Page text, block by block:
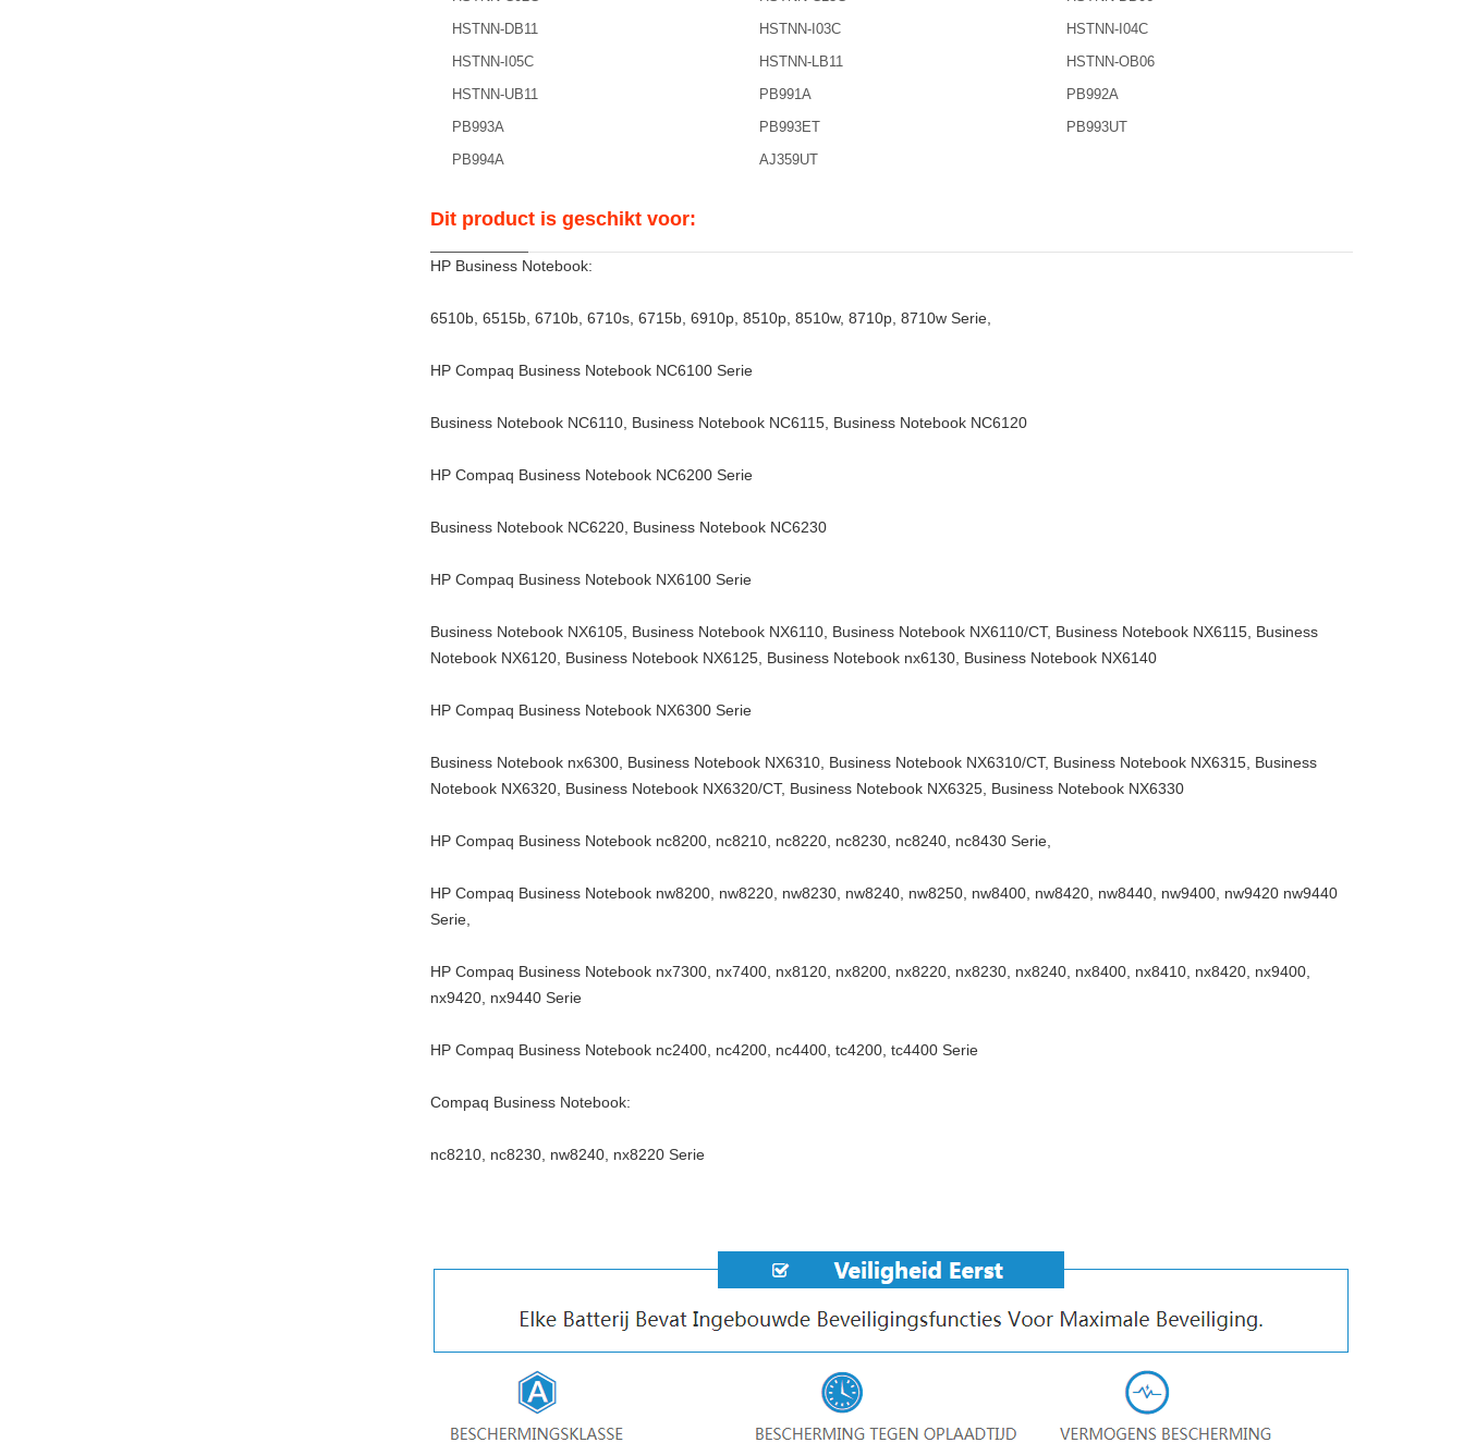
HSTNN-DB11
HSTNN-I03C
HSTNN-I04C
HSTNN-I05C
HSTNN-LB11
HSTNN-OB06
HSTNN-UB11
PB991A
PB992A
PB993A
PB993ET
PB993UT
PB994A
AJ359UT
Dit product is geschikt voor:
HP Business Notebook:
6510b, 6515b, 6710b, 6710s, 6715b, 6910p, 8510p, 8510w, 8710p, 8710w Serie,
HP Compaq Business Notebook NC6100 Serie
Business Notebook NC6110, Business Notebook NC6115, Business Notebook NC6120
HP Compaq Business Notebook NC6200 Serie
Business Notebook NC6220, Business Notebook NC6230
HP Compaq Business Notebook NX6100 Serie
Business Notebook NX6105, Business Notebook NX6110, Business Notebook NX6110/CT, Business Notebook NX6115, Business
Notebook NX6120, Business Notebook NX6125, Business Notebook nx6130, Business Notebook NX6140
HP Compaq Business Notebook NX6300 Serie
Business Notebook nx6300, Business Notebook NX6310, Business Notebook NX6310/CT, Business Notebook NX6315, Business
Notebook NX6320, Business Notebook NX6320/CT, Business Notebook NX6325, Business Notebook NX6330
HP Compaq Business Notebook nc8200, nc8210, nc8220, nc8230, nc8240, nc8430 Serie,
HP Compaq Business Notebook nw8200, nw8220, nw8230, nw8240, nw8250, nw8400, nw8420, nw8440, nw9400, nw9420 nw9440
Serie,
HP Compaq Business Notebook nx7300, nx7400, nx8120, nx8200, nx8220, nx8230, nx8240, nx8400, nx8410, nx8420, nx9400,
nx9420, nx9440 Serie
HP Compaq Business Notebook nc2400, nc4200, nc4400, tc4200, tc4400 Serie
Compaq Business Notebook:
nc8210, nc8230, nw8240, nx8220 Serie